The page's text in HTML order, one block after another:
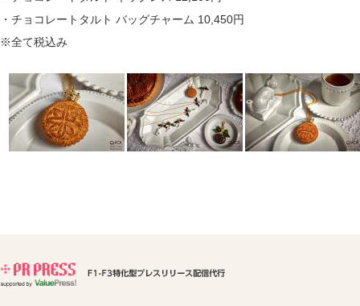
・チョコレートタルト バッグチャーム 10,450円
※全て税込み